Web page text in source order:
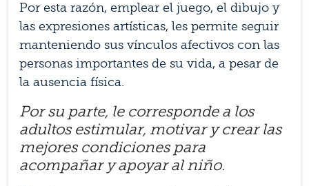
Por esta razón, emplear el juego, el dibujo y
las expresiones artísticas, les permite seguir
manteniendo sus vínculos afectivos con las
personas importantes de su vida, a pesar de
la ausencia física.
Por su parte, le corresponde a los
adultos estimular, motivar y crear las
mejores condiciones para
acompañar y apoyar al niño.